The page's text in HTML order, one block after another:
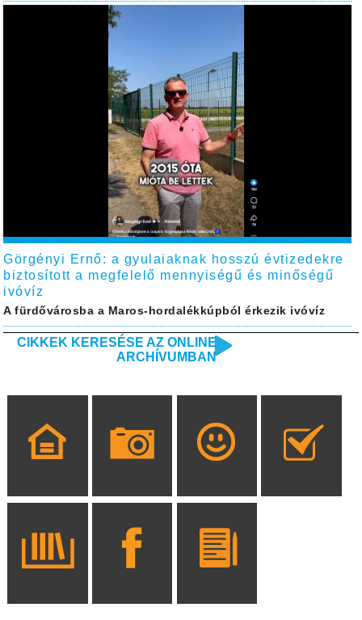
Görgényi Ernő: a gyulaiaknak hosszú évtizedekre
biztosított a megfelelő mennyiségű és minőségű
ivóvíz
A fürdővárosba a Maros-hordalékkúpból érkezik ivóvíz
CIKKEK KERESÉSE AZ ONLINE
ARCHÍVUMBAN